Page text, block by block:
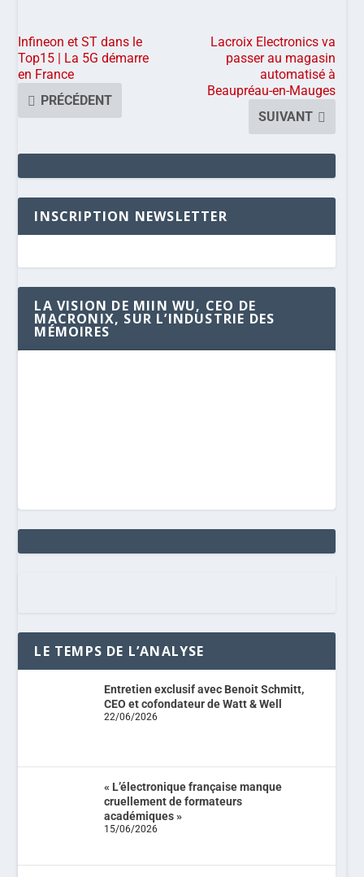
Infineon et ST dans le
Top15 | La 5G démarre
en France
PRÉCÉDENT
Lacroix Electronics va
passer au magasin
automatisé à
Beaupréau-en-Mauges
SUIVANT
INSCRIPTION NEWSLETTER
LA VISION DE MIIN WU, CEO DE
MACRONIX, SUR L’INDUSTRIE DES
MÉMOIRES
LE TEMPS DE L’ANALYSE
Entretien exclusif avec Benoit Schmitt,
CEO et cofondateur de Watt & Well
22/06/2026
« L’électronique française manque
cruellement de formateurs
académiques »
15/06/2026